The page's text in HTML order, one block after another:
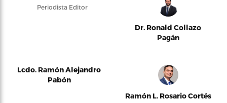
Periodista Editor
Dr. Ronald Collazo
Pagán
Lcdo. Ramón Alejandro
Pabón
Ramón L. Rosario Cortés